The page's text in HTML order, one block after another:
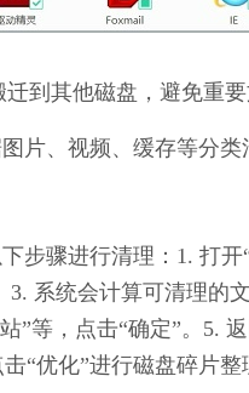
到其他磁盘，避免重要
片、视频、缓存等分类
步骤进行清理：1. 打开
3. 系统会计算可清理的
”等，点击“确定”。5.
“优化”进行磁盘碎片